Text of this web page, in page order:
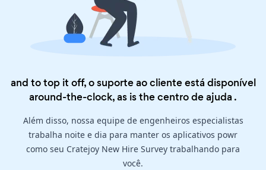
and to top it off, o suporte ao cliente está disponível
around-the-clock, as is thecentro de ajuda .
Além disso, nossa equipe de engenheiros especialistas
trabalha noite e dia para manter os aplicativos powr
como seu Cratejoy New Hire Survey trabalhando para
você.